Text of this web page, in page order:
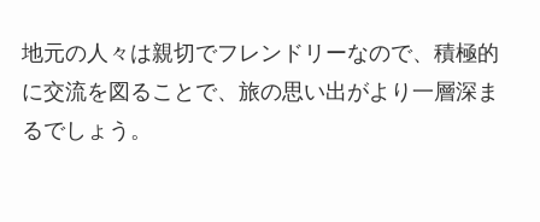
地元の人々は親切でフレンドリーなので、積極的
に交流を図ることで、旅の思い出がより一層深ま
るでしょう。